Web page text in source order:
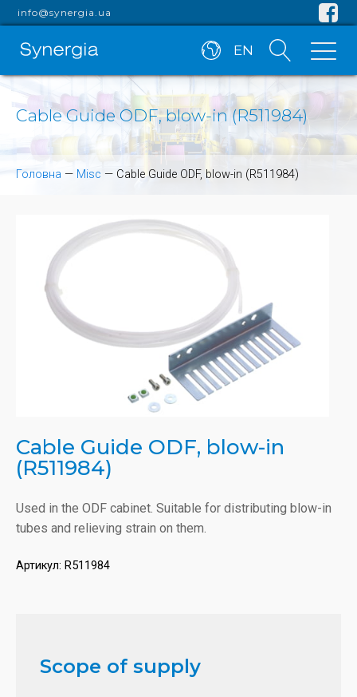
info@synergia.ua
EN
Cable Guide ODF, blow-in (R511984)
Головна — Misc — Cable Guide ODF, blow-in (R511984)
Cable Guide ODF, blow-in
(R511984)
Used in the ODF cabinet. Suitable for distributing blow-in
tubes and relieving strain on them.
Артикул: R511984
Scope of supply